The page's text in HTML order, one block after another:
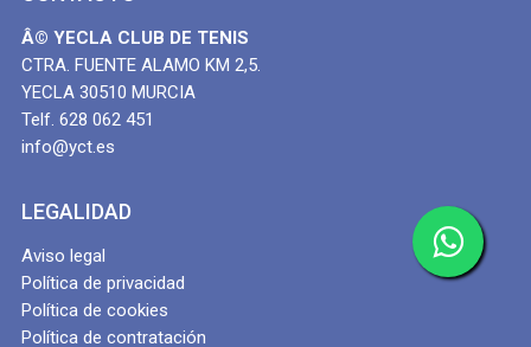
Â© YECLA CLUB DE TENIS
CTRA. FUENTE ALAMO KM 2,5.
YECLA 30510 MURCIA
Telf. 628 062 451
info@yct.es
LEGALIDAD
Aviso legal
Política de privacidad
Política de cookies
Política de contratación